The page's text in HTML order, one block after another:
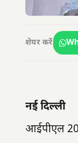
शेयर करें
नई दिल्ली
आईपीएल